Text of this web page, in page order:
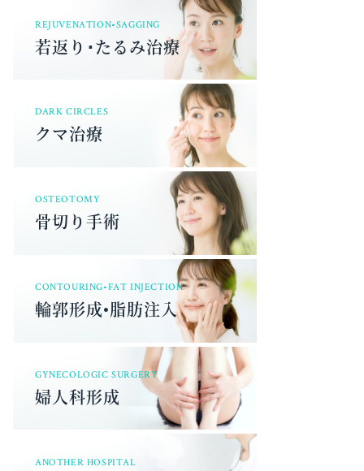
REJUVENATION•SAGGING
若返り･たるみ治療
DARK CIRCLES
クマ治療
OSTEOTOMY
骨切り手術
CONTOURING•FAT INJECTION
輪郭形成•脂肪注入
GYNECOLOGIC SURGERY
婦人科形成
ANOTHER HOSPITAL